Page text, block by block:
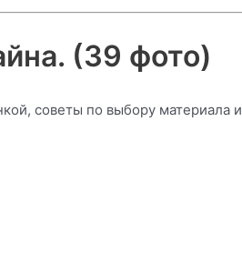
(39 фото)
советы по выбору материала и